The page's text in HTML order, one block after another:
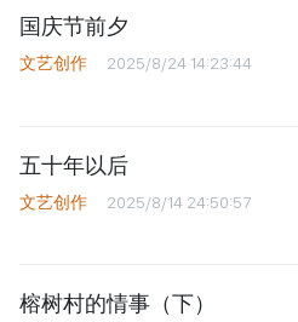
国庆节前夕
文艺创作 2025/8/24 14:23:44
五十年以后
文艺创作 2025/8/14 24:50:57
榕树村的情事（下）